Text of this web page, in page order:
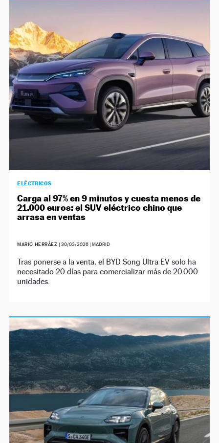
ELÉCTRICOS
Carga al 97% en 9 minutos y cuesta menos de
21.000 euros: el SUV eléctrico chino que
arrasa en ventas
MARIO HERRÁEZ |30/03/2026 | MADRID
Tras ponerse a la venta, el BYD Song Ultra EV solo ha
necesitado 20 días para comercializar más de 20.000
unidades.